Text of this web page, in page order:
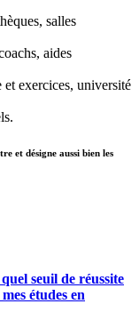
salles
aides
et exercices, université
et désigne aussi bien les
seuil de réussite
études en